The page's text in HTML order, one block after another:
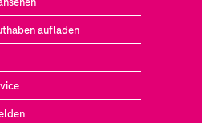
aufladen